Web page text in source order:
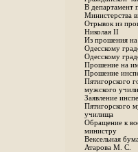
В департамент
Министерства
Отрывок из
Николая II
Из прошения
Одесскому
Одесскому
Прошение на
Прошение
Пятигорского
мужского
Заявление
Пятигорского
училища
Обращение к
министру
Вексельная
Атарова М. С.